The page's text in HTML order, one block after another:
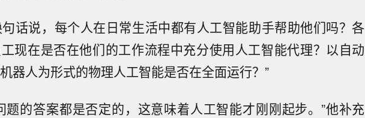
句话说，每个人在日常生活中都有人工智能助手帮助他们吗？各
现在是否在他们的工作流程中充分使用人工智能代理？以自动
器人为形式的物理人工智能是否在全面运行？”
题的答案都是否定的，这意味着人工智能才刚刚起步。”他补充